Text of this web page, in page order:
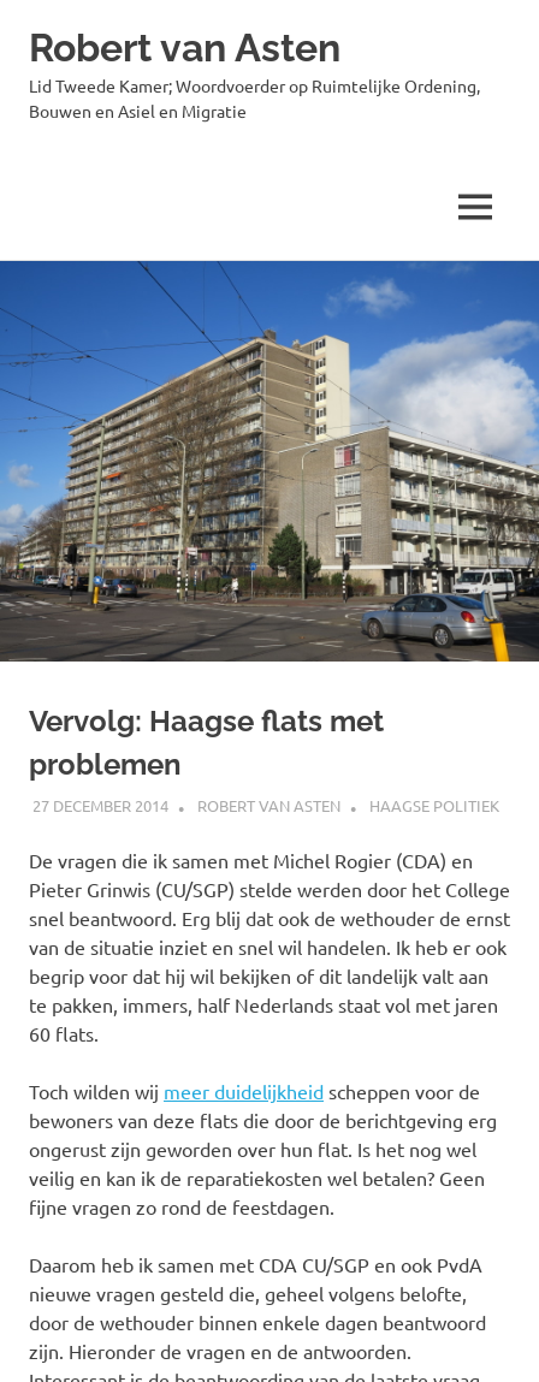
de
inhoud
Robert van Asten
Lid Tweede Kamer; Woordvoerder op Ruimtelijke Ordening,
Bouwen en Asiel en Migratie
MENU
Vervolg: Haagse flats met
problemen
27 DECEMBER 2014 ROBERT VAN ASTEN HAAGSE POLITIEK
De vragen die ik samen met Michel Rogier (CDA) en
Pieter Grinwis (CU/SGP) stelde werden door het College
snel beantwoord. Erg blij dat ook de wethouder de ernst
van de situatie inziet en snel wil handelen. Ik heb er ook
begrip voor dat hij wil bekijken of dit landelijk valt aan
te pakken, immers, half Nederlands staat vol met jaren
60 flats.
Toch wilden wij meer duidelijkheid scheppen voor de
bewoners van deze flats die door de berichtgeving erg
ongerust zijn geworden over hun flat. Is het nog wel
veilig en kan ik de reparatiekosten wel betalen? Geen
fijne vragen zo rond de feestdagen.
Daarom heb ik samen met CDA CU/SGP en ook PvdA
nieuwe vragen gesteld die, geheel volgens belofte,
door de wethouder binnen enkele dagen beantwoord
zijn. Hieronder de vragen en de antwoorden.